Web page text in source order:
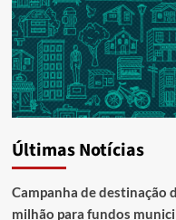
Últimas Notícias
Campanha de destinação
milhão para fundos